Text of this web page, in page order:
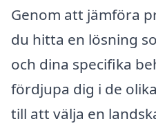
Genom att jämföra
du hitta en lösning
och dina specifika
fördjupa dig i de
till att välja en